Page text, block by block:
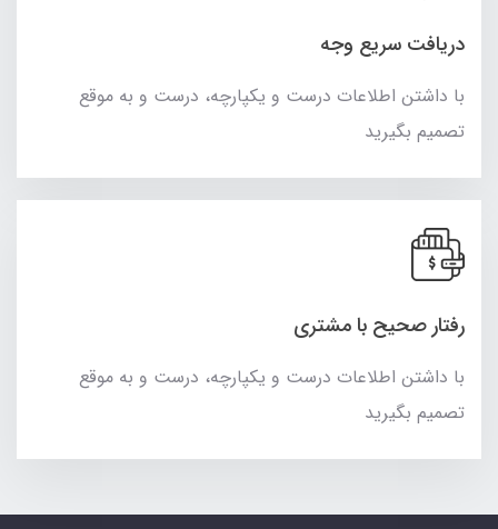
دریافت سریع وجه
با داشتن اطلاعات درست و یکپارچه، درست و به موقع
تصمیم بگیرید
رفتار صحیح با مشتری
با داشتن اطلاعات درست و یکپارچه، درست و به موقع
تصمیم بگیرید